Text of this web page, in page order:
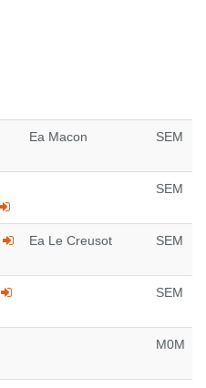
Ea Macon SEM
SEM
Ea Le Creusot SEM
SEM
M0M